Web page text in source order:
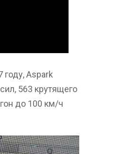
Aspark
563 крутящего
до 100 км/ч